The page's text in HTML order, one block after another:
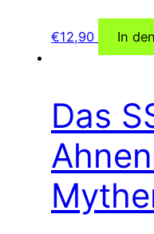
€12,90 In
Das